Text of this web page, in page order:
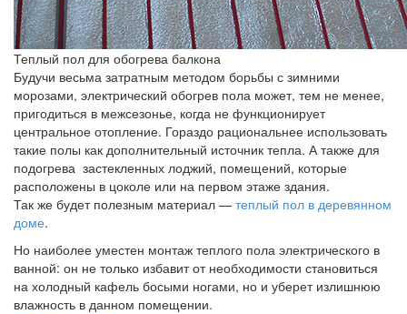
Теплый пол для обогрева балкона
Будучи весьма затратным методом борьбы с зимними
морозами, электрический обогрев пола может, тем не менее,
пригодиться в межсезонье, когда не функционирует
центральное отопление. Гораздо рациональнее использовать
такие полы как дополнительный источник тепла. А также для
подогрева застекленных лоджий, помещений, которые
расположены в цоколе или на первом этаже здания.
Так же будет полезным материал — теплый пол в деревянном
доме.
Но наиболее уместен монтаж теплого пола электрического в
ванной: он не только избавит от необходимости становиться
на холодный кафель босыми ногами, но и уберет излишнюю
влажность в данном помещении.